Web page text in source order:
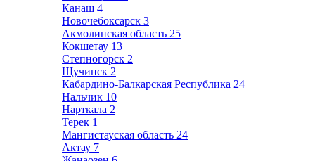
Канаш 4
Новочебоксарск 3
Акмолинская область 25
Кокшетау 13
Степногорск 2
Щучинск 2
Кабардино-Балкарская Республика 24
Нальчик 10
Нарткала 2
Терек 1
Мангистауская область 24
Актау 7